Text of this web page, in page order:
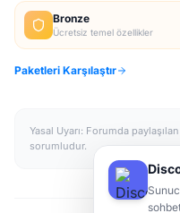
Bronze
Ücretsiz temel özellikler
Paketleri Karşılaştır
Yasal Uyarı: Forumda
sorumludur.